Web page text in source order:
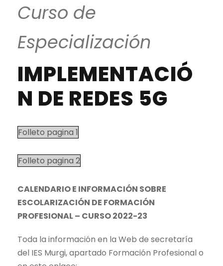
Curso de
Especialización
IMPLEMENTACIÓ
N DE REDES 5G
Folleto pagina 1
Folleto pagina 2
CALENDARIO E INFORMACIÓN SOBRE
ESCOLARIZACIÓN DE FORMACIÓN
PROFESIONAL – CURSO 2022-23
Toda la información en la Web de secretaría
del IES Murgi, apartado Formación Profesional o